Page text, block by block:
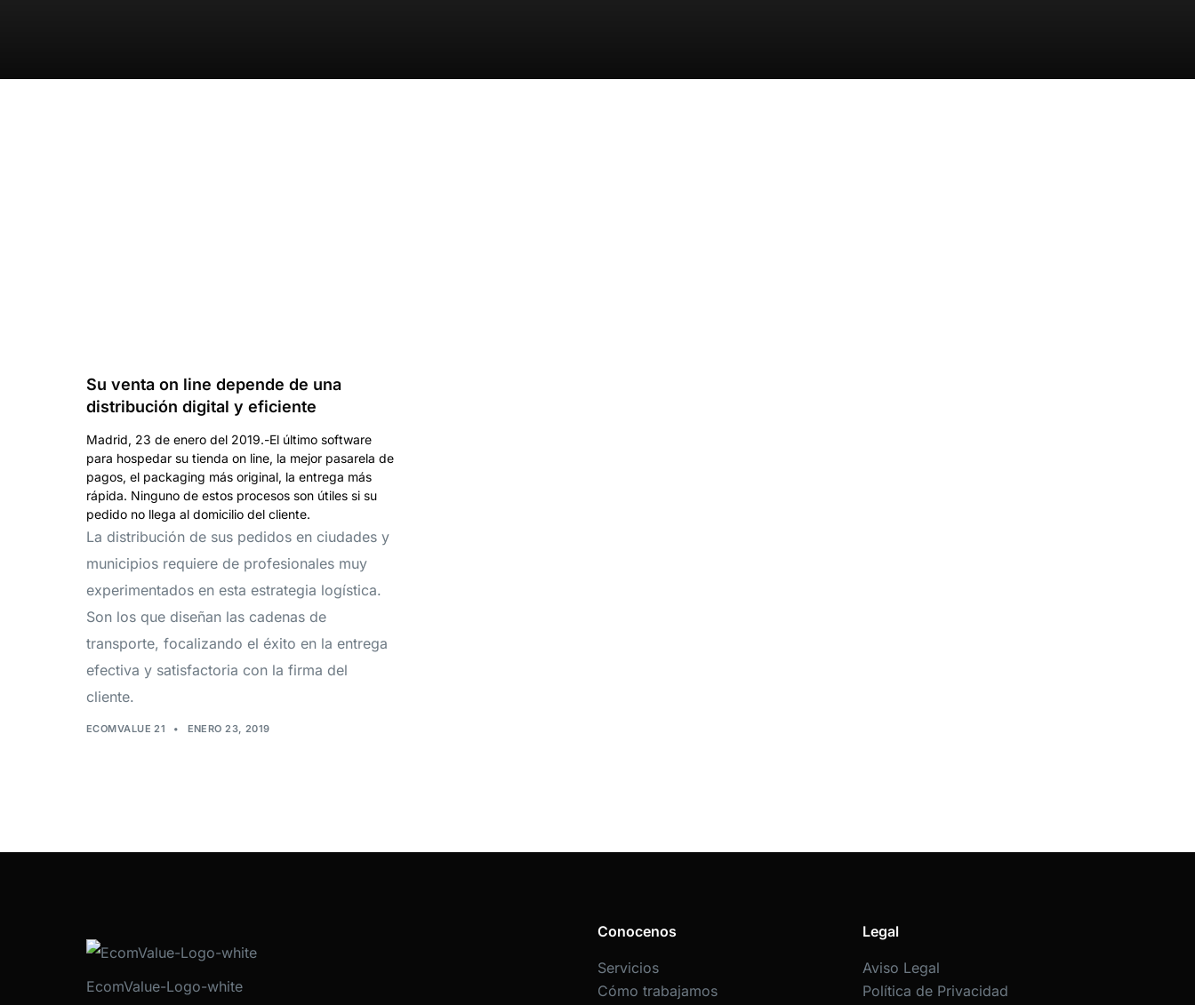
Su venta on line depende de una
distribución digital y eficiente
Madrid, 23 de enero del 2019.-El último software
para hospedar su tienda on line, la mejor pasarela de
pagos, el packaging más original, la entrega más
rápida. Ninguno de estos procesos son útiles si su
pedido no llega al domicilio del cliente.
La distribución de sus pedidos en ciudades y
municipios requiere de profesionales muy
experimentados en esta estrategia logística.
Son los que diseñan las cadenas de
transporte, focalizando el éxito en la entrega
efectiva y satisfactoria con la firma del
cliente.
ECOMVALUE 21 • ENERO 23, 2019
EcomValue-Logo-white
Conocenos
Servicios
Cómo trabajamos
Legal
Aviso Legal
Política de Privacidad